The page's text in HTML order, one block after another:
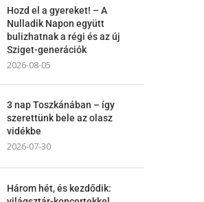
Hozd el a gyereket! – A
Nulladik Napon együtt
bulizhatnak a régi és az új
Sziget-generációk
2026-08-05
3 nap Toszkánában – így
szerettünk bele az olasz
vidékbe
2026-07-30
Három hét, és kezdődik: